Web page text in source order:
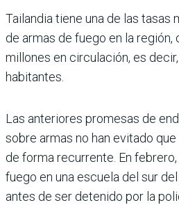
Tailandia tiene una de las tasas
de armas de fuego en la
millones en circulación, es
habitantes.
Las anteriores promesas de
sobre armas no han evitado
de forma recurrente. En
fuego en una escuela del sur
antes de ser detenido por la